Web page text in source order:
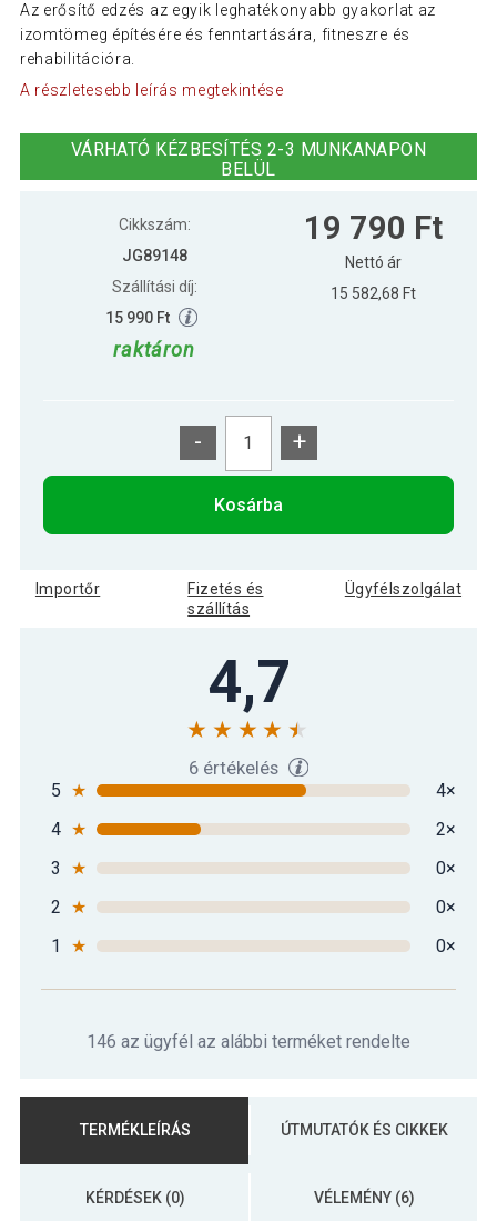
Az erősítő edzés az egyik leghatékonyabb gyakorlat az
izomtömeg építésére és fenntartására, fitneszre és
rehabilitációra.
A részletesebb leírás megtekintése
VÁRHATÓ KÉZBESÍTÉS 2-3 MUNKANAPON
BELÜL
Cikkszám:
JG89148
Szállítási díj:
15 990 Ft
raktáron
19 790 Ft
Nettó ár
15 582,68 Ft
- +
Kosárba
Importőr
Fizetés és
szállítás
Ügyfélszolgálat
4,7
6 értékelés
5 ★
4×
4 ★
2×
3
★
0×
2 ★
0×
1
★ 0×
146 az ügyfél az alábbi terméket rendelte
TERMÉKLEÍRÁS ÚTMUTATÓK ÉS CIKKEK
KÉRDÉSEK (0) VÉLEMÉNY (6)